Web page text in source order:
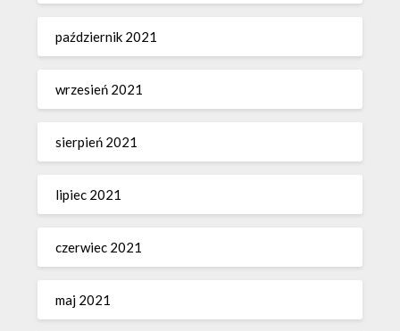
październik 2021
wrzesień 2021
sierpień 2021
lipiec 2021
czerwiec 2021
maj 2021